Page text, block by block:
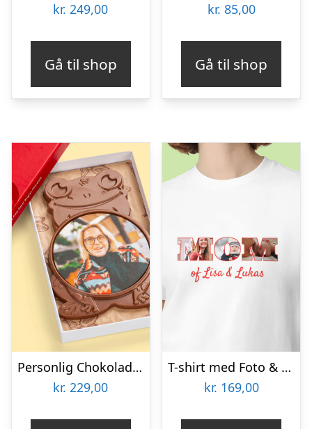
kr. 249,00
Gå til shop
kr. 85,00
Gå til shop
Personlig Chokoladefrø med Billede
kr. 229,00
T-shirt med Foto & Tekst – Mom
kr. 169,00